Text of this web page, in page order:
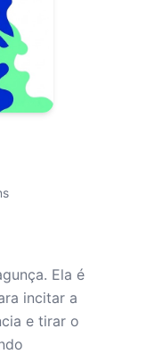
Ela é
incitar a
e tirar o